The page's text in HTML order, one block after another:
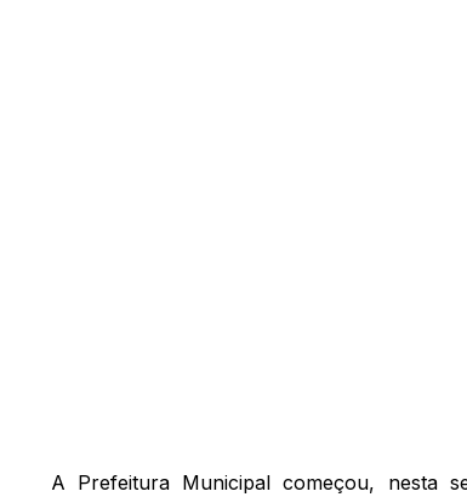
A Prefeitura Municipal começou, nesta